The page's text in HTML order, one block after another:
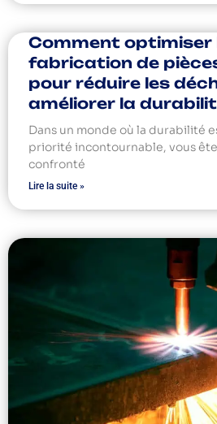
Comment optimiser
fabrication de
pour réduire les
améliorer la
Dans un monde où la durabilité
priorité incontournable, vous
confronté
Lire la suite »